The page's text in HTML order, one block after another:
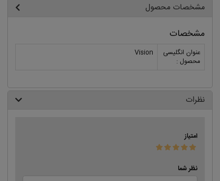
مشخصات محصول
مشخصات
عنوان انگلیسی
محصول :
Vision
نظرات
امتیاز
نظر شما